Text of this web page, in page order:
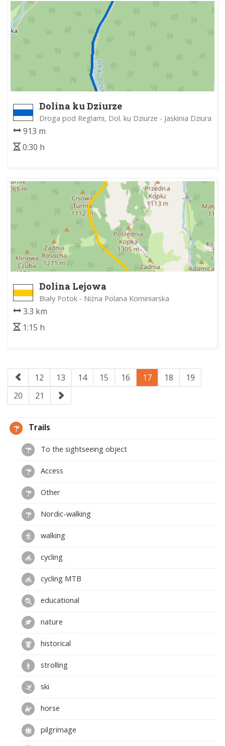
Dolina ku Dziurze
Droga pod Reglami, Dol. ku Dziurze - Jaskinia Dziura
913 m
0:30 h
Dolina Lejowa
Biały Potok - Niżna Polana Kominiarska
3.3 km
1:15 h
12 13 14 15 16 17 18
19
20
21
Trails
To the sightseeing object
Access
Other
Nordic-walking
walking
cycling
cycling MTB
educational
nature
historical
strolling
ski
horse
pilgrimage